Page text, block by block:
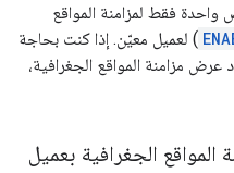
فقط لمزامنة المواقع
) لعميل معيّن. إذا كنت بحاجة
مزامنة المواقع الجغرافية،
الجغرافية بعميل